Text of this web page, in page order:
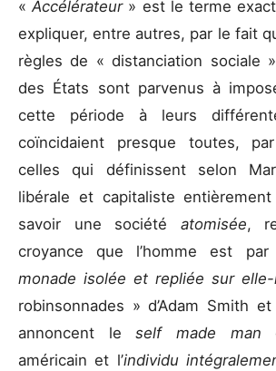
«Accélérateur » est le terme
expliquer, entre autres, par le fait
règles de « distanciation sociale
des États sont parvenus à
cette période à leurs
coïncidaient presque toutes,
celles qui définissent selon
libérale et capitaliste
savoir une société atomisée,
croyance que l’homme est
monade isolée et repliée sur elle-
robinsonnades » d’Adam Smith
annoncent leself made man
américain et l’individu